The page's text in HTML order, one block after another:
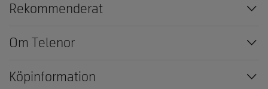
Rekommenderat
Om Telenor
Köpinformation